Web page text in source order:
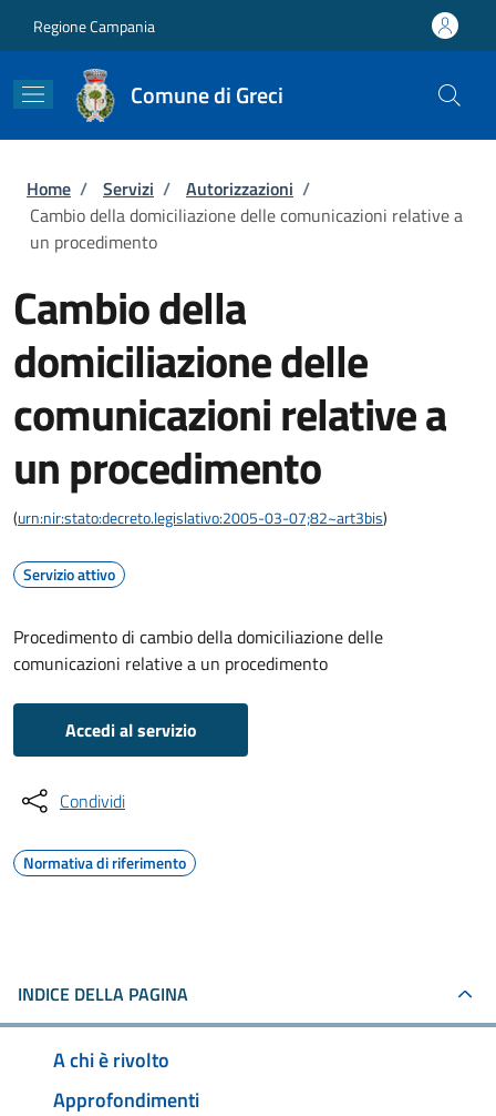
Regione Campania
Comune di Greci
Briciole di pane
Home / Servizi / Autorizzazioni /
Cambio della domiciliazione delle comunicazioni relative a
un procedimento
Cambio della
domiciliazione delle
comunicazioni relative a
un procedimento
(urn:nir:stato:decreto.legislativo:2005-03-07;82~art3bis)
Servizio attivo
Procedimento di cambio della domiciliazione delle
comunicazioni relative a un procedimento
Accedi al servizio
Condividi
Normativa di riferimento
INDICE DELLA PAGINA
A chi è rivolto
Approfondimenti